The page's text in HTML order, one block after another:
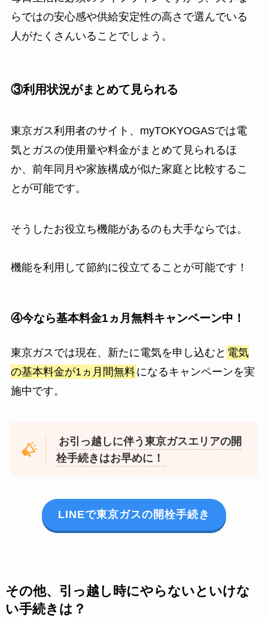
らではの安心感や供給安定性の高さで選んでいる
人がたくさんいることでしょう。
③利用状況がまとめて見られる
東京ガス利用者のサイト、myTOKYOGASでは電
気とガスの使用量や料金がまとめて見られるほ
か、前年同月や家族構成が似た家庭と比較するこ
とが可能です。
そうしたお役立ち機能があるのも大手ならでは。
機能を利用して節約に役立てることが可能です！
④今なら基本料金1ヵ月無料キャンペーン中！
東京ガスでは現在、新たに電気を申し込むと 電気
の基本料金が1ヵ月間無料になるキャンペーンを実
施中です。
お引っ越しに伴う東京ガスエリアの開
栓手続きはお早めに！
LINEで東京ガスの開栓手続き
その他、引っ越し時にやらないといけな
い手続きは？